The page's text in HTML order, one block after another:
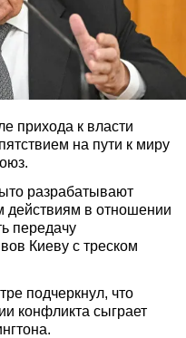
прихода к власти
на пути к миру
разрабатывают
действиям в отношении
передачу
Киеву с треском
подчеркнул, что
конфликта сыграет